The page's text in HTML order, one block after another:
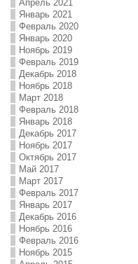
Апрель 2021
Январь 2021
Февраль 2020
Январь 2020
Ноябрь 2019
Февраль 2019
Декабрь 2018
Ноябрь 2018
Март 2018
Февраль 2018
Январь 2018
Декабрь 2017
Ноябрь 2017
Октябрь 2017
Май 2017
Март 2017
Февраль 2017
Январь 2017
Декабрь 2016
Ноябрь 2016
Февраль 2016
Ноябрь 2015